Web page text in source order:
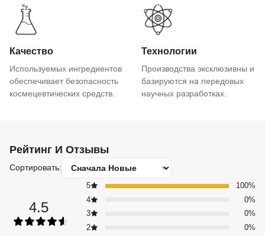
Качество
Используемых ингредиентов
обеспечивает безопасность
космецевтических средств.
Технологии
Производства эксклюзивны и
базируются на передовых
научных разработках.
Рейтинг И Отзывы
Сортировать:
4.5
5
100%
4
0%
3
0%
2
0%